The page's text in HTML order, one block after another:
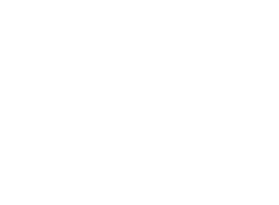
制御機器販売店・
い。
いようお願いしま
ーズにご登録され
当社の共同利用者
ことをご了承くだ
類) : 1000ppm、
: 1000ppm、
ぼさない年数を意
制貨物等」とい
にこれらの製造装
者に通知します。
は、取り引きをい
オムロン制御